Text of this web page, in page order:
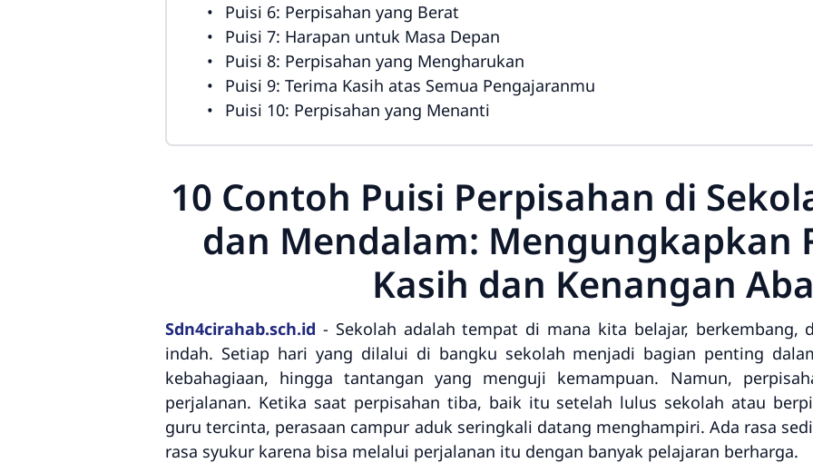
Puisi 6: Perpisahan yang Berat
Puisi 7: Harapan untuk Masa Depan
Puisi 8: Perpisahan yang Mengharukan
Puisi 9: Terima Kasih atas Semua Pengajaranmu
Puisi 10: Perpisahan yang Menanti
10 Contoh Puisi Perpisahan di
dan Mendalam: Mengungkapkan
Kasih dan Kenangan
Sdn4cirahab.sch.id - Sekolah adalah tempat di mana kita belajar, berkembang,
indah. Setiap hari yang dilalui di bangku sekolah menjadi bagian penting
kebahagiaan, hingga tantangan yang menguji kemampuan. Namun,
perjalanan. Ketika saat perpisahan tiba, baik itu setelah lulus sekolah atau
guru tercinta, perasaan campur aduk seringkali datang menghampiri. Ada rasa
rasa syukur karena bisa melalui perjalanan itu dengan banyak pelajaran berharga.